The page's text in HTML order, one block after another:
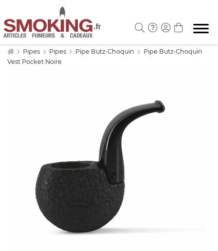
Pipes Pipes Pipe Butz-Choquin
Pipe Butz-Choquin
Vest Pocket Noire